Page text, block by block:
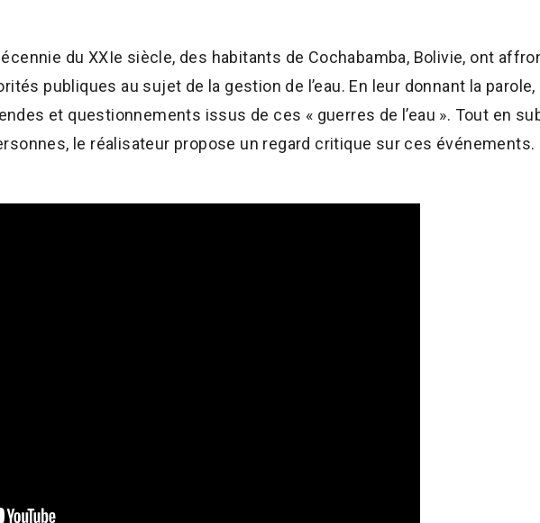
du XXIe siècle, des habitants de Cochabamba, Bolivie, ont
publiques au sujet de la gestion de l’eau. En leur donnant la parole,
et questionnements issus de ces « guerres de l’eau ». Tout en
le réalisateur propose un regard critique sur ces événements.